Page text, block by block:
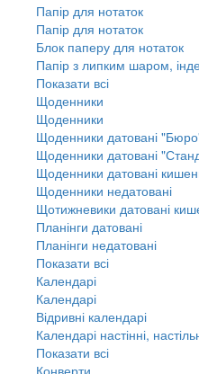
Папір для нотаток
Папір для нотаток
Блок паперу для нотаток
Папір з липким шаром,
Показати всі
Щоденники
Щоденники
Щоденники датовані
Щоденники датовані
Щоденники датовані
Щоденники недатовані
Щотижневики датовані
Планінги датовані
Планінги недатовані
Показати всі
Календарі
Календарі
Відривні календарі
Календарі настінні,
Показати всі